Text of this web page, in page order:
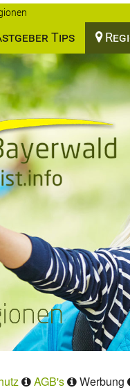
Tips
AGB's Werbung